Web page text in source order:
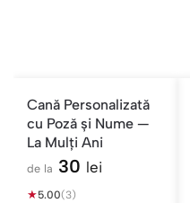
Cană Personalizată
cu Poză și Nume —
La Mulți Ani
de la 30 lei
★5.00(3)